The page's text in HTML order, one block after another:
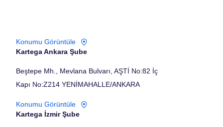
Konumu Görüntüle
Kartega Ankara Şube
Beştepe Mh., Mevlana Bulvarı, AŞTİ No:82 İç
Kapı No:Z214 YENİMAHALLE/ANKARA
Konumu Görüntüle
Kartega İzmir Şube